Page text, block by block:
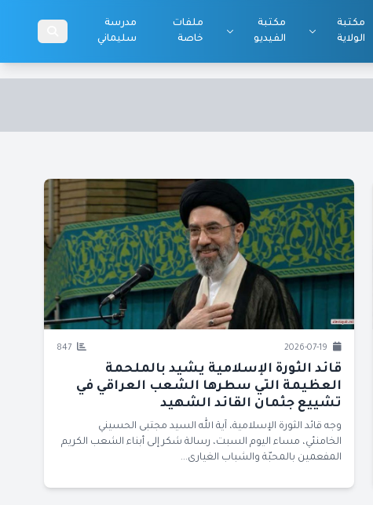
مكتبة
الولاية
مكتبة
الفيديو
ملفات
خاصة
مدرسة
سليماني
قائد الثورة الإسلامية يشيد بالملحمة
العظيمة التي سطرها الشعب العراقي في
تشييع جثمان القائد الشهيد
وجه قائد الثورة الإسلامية، آية الله السيد مجتبى الحسيني
الخامنئي، مساء اليوم السبت، رسالة شكر إلى أبناء الشعب الكريم
المفعمين بالمحبّة والشباب الغيارى...